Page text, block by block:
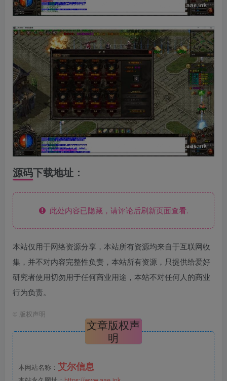
源码下载地址：
此处内容已隐藏，请评论后刷新页面查看.
本站仅用于网络资源分享，本站所有资源均来自于互联网收
集，并不对内容完整性负责，本站所有资源，只提供给爱好
研究者使用切勿用于任何商业用途，本站不对任何人的商业
行为负责。
© 版权声明
文章版权声
明
本网站名称： 艾尔信息